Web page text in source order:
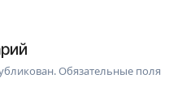
Обязательные поля